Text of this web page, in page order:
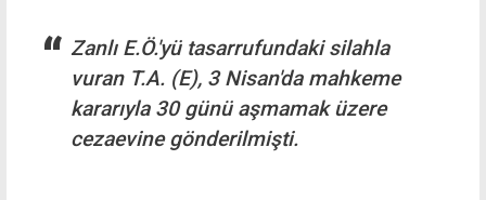
Zanlı E.Ö.'yü tasarrufundaki silahla
vuran T.A. (E), 3 Nisan'da mahkeme
kararıyla 30 günü aşmamak üzere
cezaevine gönderilmişti.